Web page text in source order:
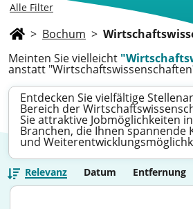
Alle Filter
> Bochum >
Meinten Sie vielleicht
anstatt
Entdecken Sie vielfältige
Bereich der
Sie attraktive Jobmöglichkeiten
Branchen, die Ihnen spannende
und
Relevanz Datum Entfernung